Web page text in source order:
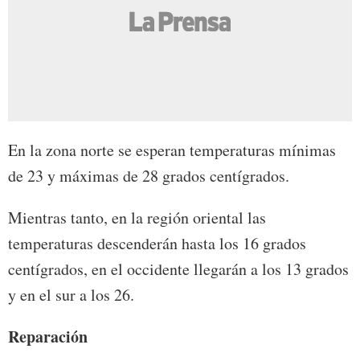
En la zona norte se esperan temperaturas mínimas
de 23 y máximas de 28 grados centígrados.
Mientras tanto, en la región oriental las
temperaturas descenderán hasta los 16 grados
centígrados, en el occidente llegarán a los 13 grados
y en el sur a los 26.
Reparación